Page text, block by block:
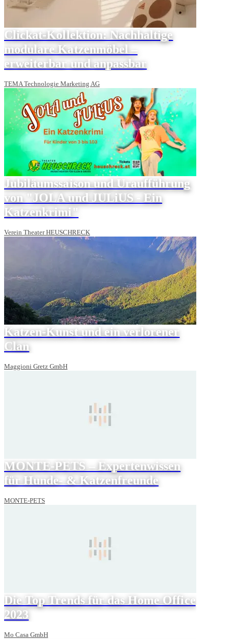
Clickat-Kollektion: Nachhaltige
modulare Katzenmöbel –
erweiterbar und anpassbar
TEMA Technologie Marketing AG
Jubiläumssaison und Uraufführung
von "JOLA und JULiUS - Ein
Katzenkrimi"
Verein Theater HEUSCHRECK
Katzen-Kunst und ein verlorener
Clan
Maggioni Gretz GmbH
MONTE-PETS – Expertenwissen
für Hunde- & Katzenfreunde
MONTE-PETS
Die Top Trends für das Home Office
2023
Mo Casa GmbH